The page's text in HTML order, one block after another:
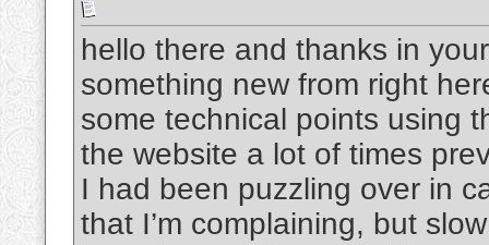
hello there and thanks in
something new from right
some technical points using
the website a lot of times
I had been puzzling over in
that I’m complaining, but